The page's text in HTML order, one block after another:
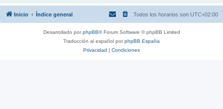
Inicio Índice general Todos los horarios son UTC+02:00
Desarrollado porphpBB® Forum Software © phpBB Limited
Traducción al español porphpBB España
Privacidad | Condiciones